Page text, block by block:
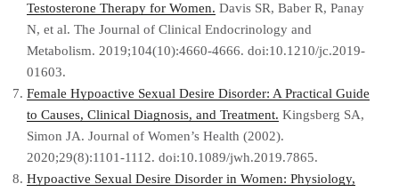
Testosterone Therapy for Women. Davis SR, Baber R, Panay
N, et al. The Journal of Clinical Endocrinology and
Metabolism. 2019;104(10):4660-4666. doi:10.1210/jc.2019-
01603.
Female Hypoactive Sexual Desire Disorder: A Practical Guide
to Causes, Clinical Diagnosis, and Treatment. Kingsberg SA,
Simon JA. Journal of Women’s Health (2002).
2020;29(8):1101-1112. doi:10.1089/jwh.2019.7865.
Hypoactive Sexual Desire Disorder in Women: Physiology,